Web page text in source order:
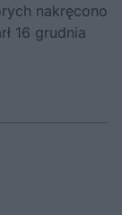
nakręcono
16 grudnia